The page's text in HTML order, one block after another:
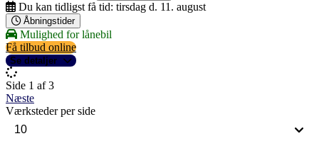
Du kan tidligst få tid: tirsdag d. 11. august
Åbningstider
Mulighed for lånebil
Få tilbud online
Se detaljer
Side 1 af 3
Næste
Værksteder per side